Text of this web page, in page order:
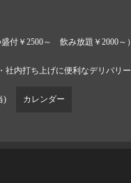
付￥2500～ 飲み放題￥2000～
社内打ち上げに便利なデリバリ
) カレンダー